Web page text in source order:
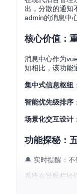
出，分散的通知
admin的消息中
核心价值：
消息中心作为
知相比，该功能
集中式信息枢纽
智能优先级排序
场景化交互设计
功能探秘：
🔔 实时提醒：
系统在导航栏铃